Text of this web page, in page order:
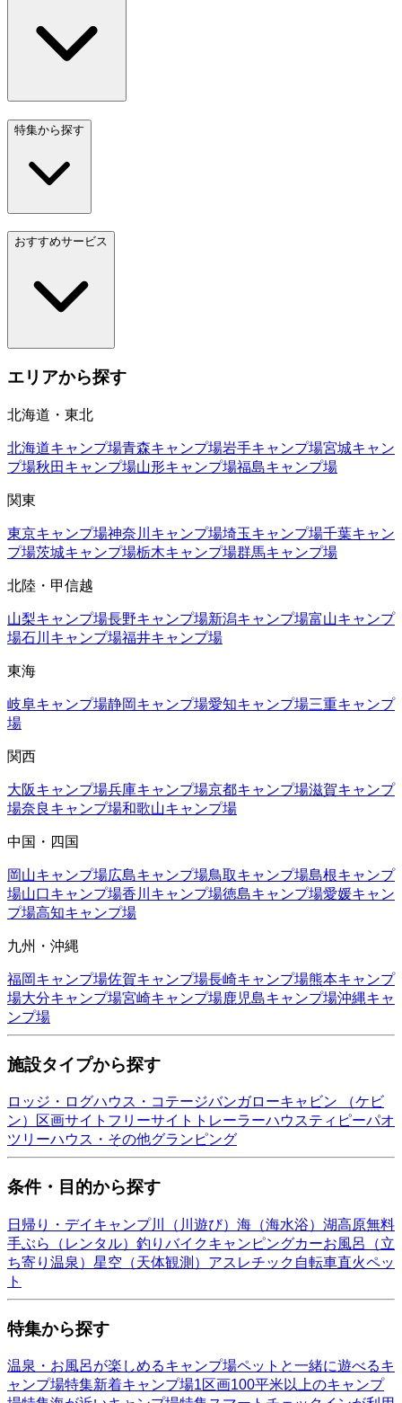
特集から探す
おすすめサービス
エリアから探す
北海道・東北
北海道キャンプ場青森キャンプ場岩手キャンプ場宮城キャン
プ場秋田 キャンプ場山形キャンプ場福島キャンプ場
関東
東京キャンプ場神奈川 キャンプ場埼玉キャンプ場千葉キャン
プ場茨城キャンプ場栃木キャンプ場群馬キャンプ場
北陸・甲信越
山梨キャンプ場長野キャンプ場新潟キャンプ場富山キャンプ
場石川 キャンプ場福井キャンプ場
東海
岐阜キャンプ場静岡キャンプ場愛知キャンプ場三重キャンプ
場
関西
大阪キャンプ場兵庫キャンプ場京都キャンプ場滋賀キャンプ
場奈良 キャンプ場和歌山キャンプ場
中国・四国
岡山キャンプ場広島キャンプ場鳥取キャンプ場島根キャンプ
場山口キャンプ場香川 キャンプ場徳島キャンプ場愛媛キャン
プ場高知キャンプ場
九州・沖縄
福岡キャンプ場佐賀キャンプ場長崎キャンプ場熊本キャンプ
場大分キャンプ場宮崎キャンプ場鹿児島キャンプ場沖縄キャ
ンプ場
施設タイプから探す
ロッジ・ログハウス・コテージバンガローキャビン （ケビ
ン）
区画サイト フリーサイト トレーラーハウスティピーパオ
ツリーハウス・その他グランピング
条件・目的から探す
日帰り・デイキャンプ川（川遊び） 海（海水浴） 湖高原無料
手ぶら（レンタル） 釣り バイクキャンピングカーお風呂（立
ち寄り温泉） 星空（天体観測） アスレチック 自転車直火ペッ
ト
特集から探す
温泉・お風呂が楽しめるキャンプ場ペットと一緒に遊べるキ
ャンプ場特集新着キャンプ場1区画100平米以上のキャンプ